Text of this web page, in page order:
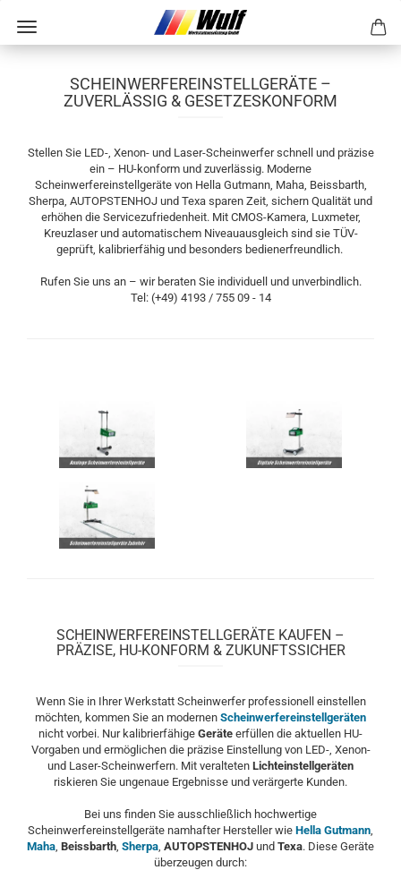
SCHEINWERFEREINSTELLGERÄTE –
ZUVERLÄSSIG & GESETZESKONFORM
Stellen Sie LED-, Xenon- und Laser-Scheinwerfer schnell und präzise
ein – HU-konform und zuverlässig. Moderne
Scheinwerfereinstellgeräte von Hella Gutmann, Maha, Beissbarth,
Sherpa, AUTOPSTENHOJ und Texa sparen Zeit, sichern Qualität und
erhöhen die Servicezufriedenheit. Mit CMOS-Kamera, Luxmeter,
Kreuzlaser und automatischem Niveauausgleich sind sie TÜV-
geprüft, kalibrierfähig und besonders bedienerfreundlich.
Rufen Sie uns an – wir beraten Sie individuell und unverbindlich.
Tel: (+49) 4193 / 755 09 - 14
SCHEINWERFEREINSTELLGERÄTE KAUFEN –
PRÄZISE, HU-KONFORM & ZUKUNFTSSICHER
Wenn Sie in Ihrer Werkstatt Scheinwerfer professionell einstellen
möchten, kommen Sie an modernen Scheinwerfereinstellgeräten
nicht vorbei. Nur kalibrierfähige Geräte erfüllen die aktuellen HU-
Vorgaben und ermöglichen die präzise Einstellung von LED-, Xenon-
und Laser-Scheinwerfern. Mit veralteten Lichteinstellgeräten
riskieren Sie ungenaue Ergebnisse und verärgerte Kunden.
Bei uns finden Sie ausschließlich hochwertige
Scheinwerfereinstellgeräte namhafter Hersteller wie Hella Gutmann,
Maha, Beissbarth, Sherpa, AUTOPSTENHOJ und Texa. Diese Geräte
überzeugen durch: